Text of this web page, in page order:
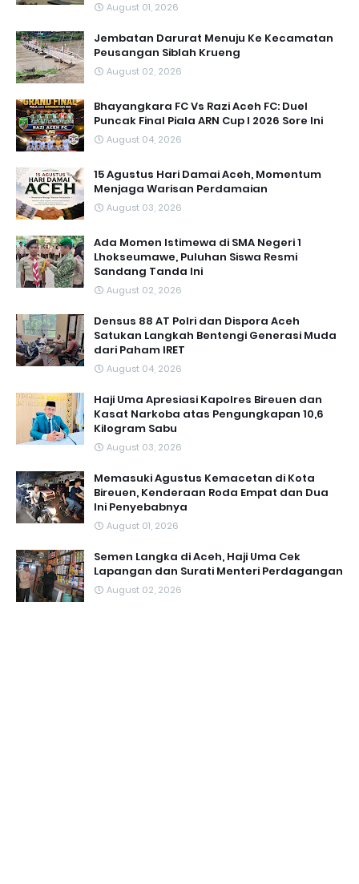
August 01, 2026
Jembatan Darurat Menuju Ke Kecamatan
Peusangan Siblah Krueng
August 02, 2026
Bhayangkara FC Vs Razi Aceh FC: Duel
Puncak Final Piala ARN Cup I 2026 Sore Ini
August 04, 2026
15 Agustus Hari Damai Aceh, Momentum
Menjaga Warisan Perdamaian
August 03, 2026
Ada Momen Istimewa di SMA Negeri 1
Lhokseumawe, Puluhan Siswa Resmi
Sandang Tanda Ini
August 02, 2026
Densus 88 AT Polri dan Dispora Aceh
Satukan Langkah Bentengi Generasi Muda
dari Paham IRET
August 04, 2026
Haji Uma Apresiasi Kapolres Bireuen dan
Kasat Narkoba atas Pengungkapan 10,6
Kilogram Sabu
August 03, 2026
Memasuki Agustus Kemacetan di Kota
Bireuen, Kenderaan Roda Empat dan Dua
Ini Penyebabnya
August 01, 2026
Semen Langka di Aceh, Haji Uma Cek
Lapangan dan Surati Menteri Perdagangan
August 02, 2026